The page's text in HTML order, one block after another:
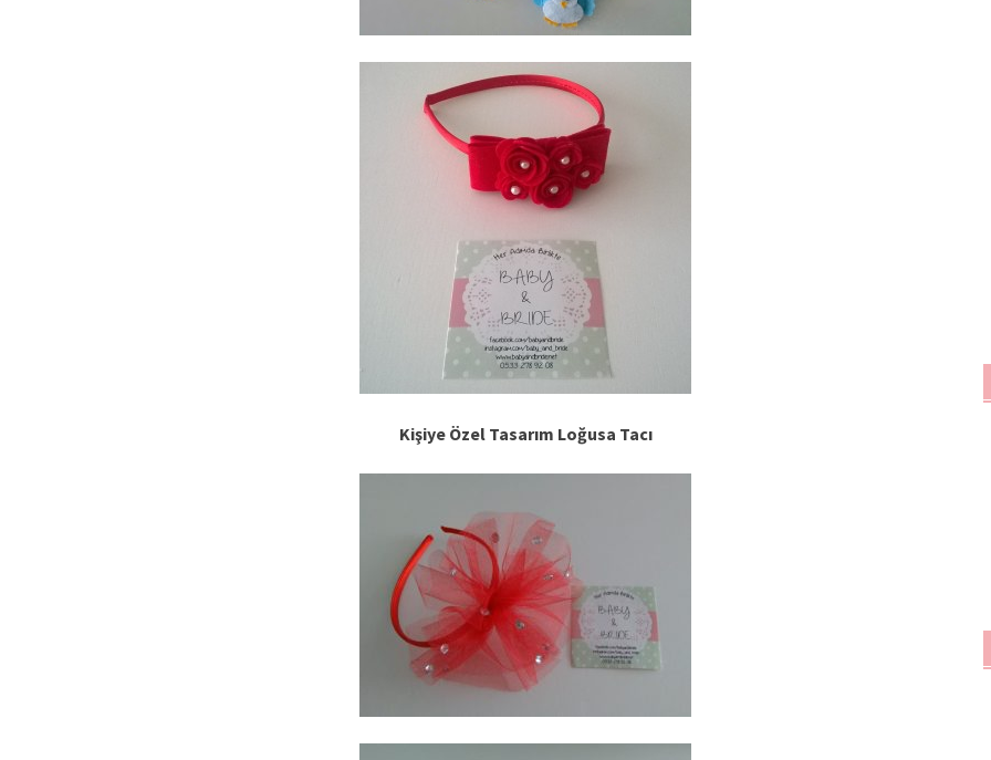
Kişiye Özel Tasarım Loğusa Tacı